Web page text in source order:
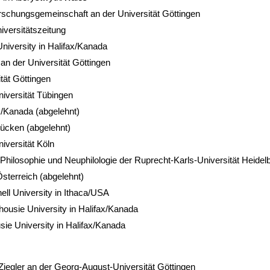
an der Universität Göttingen
in Halifax/Kanada
der Universität Göttingen
Göttingen
Tübingen
(abgelehnt)
(abgelehnt)
Köln
und Neuphilologie der Ruprecht-Karls-Universität
(abgelehnt)
University in Ithaca/USA
University in Halifax/Kanada
University in Halifax/Kanada
an der Georg-August-Universität Göttingen